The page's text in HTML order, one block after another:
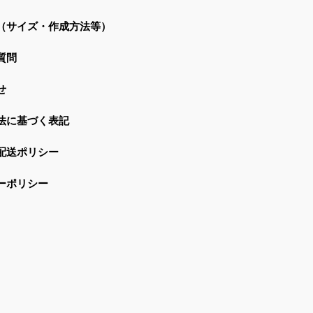
サイズ・作成方法等）
問
に基づく表記
送ポリシー
ポリシー